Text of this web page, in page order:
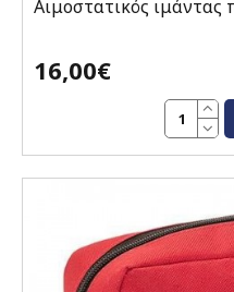
Αιμοστατικός
16,00€